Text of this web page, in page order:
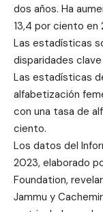
dos años. Ha
13,4 por ciento en
Las estadísticas
disparidades
Las estadísticas
alfabetización
con una tasa de
ciento.
Los datos del
2023, elaborado
Foundation,
Jammu y